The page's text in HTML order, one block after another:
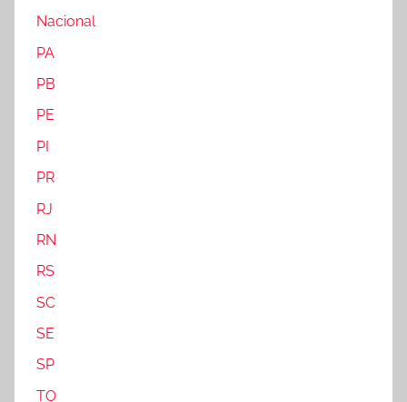
Nacional
PA
PB
PE
PI
PR
RJ
RN
RS
SC
SE
SP
TO